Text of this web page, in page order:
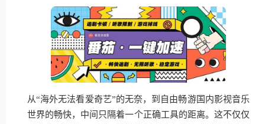
从“海外无法看爱奇艺”的无奈，到自由畅游国内影视音乐
世界的畅快，中间只隔着一个正确工具的距离。这不仅仅